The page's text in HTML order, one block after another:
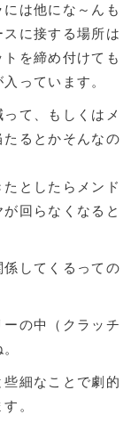
は他にな～んも
に接する場所は
を締め付けても
っています。
て、もしくはメ
るとかそんなの
としたらメンド
回らなくなると
してくるっての
の中（クラッチ
細なことで劇的
。